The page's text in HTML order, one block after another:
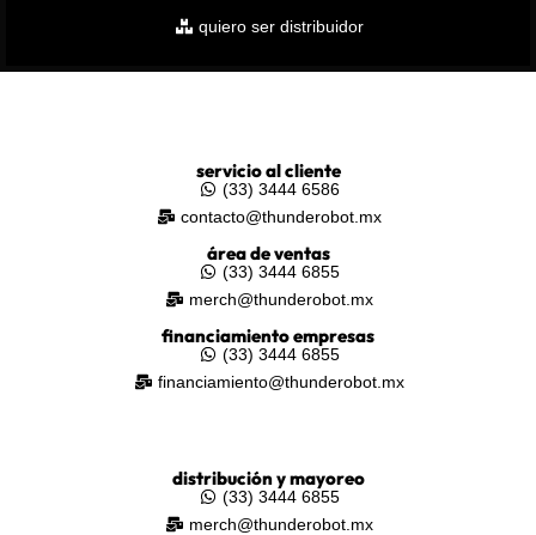
quiero ser distribuidor
servicio al cliente
(33) 3444 6586
contacto@thunderobot.mx
área de ventas
(33) 3444 6855
merch@thunderobot.mx
financiamiento empresas
(33) 3444 6855
financiamiento@thunderobot.mx
distribución y mayoreo
(33) 3444 6855
merch@thunderobot.mx